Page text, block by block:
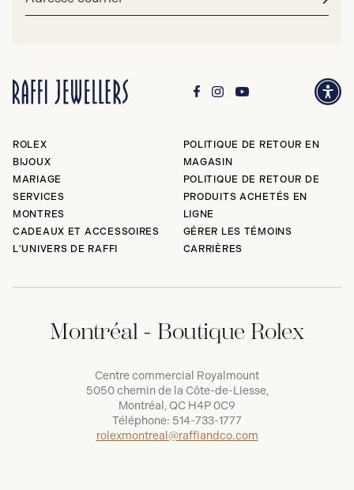
courriel*
ROLEX
BIJOUX
MARIAGE
SERVICES
MONTRES
CADEAUX ET ACCESSOIRES
L'UNIVERS DE RAFFI
POLITIQUE DE RETOUR EN
MAGASIN
POLITIQUE DE RETOUR DE
PRODUITS ACHETÉS EN
LIGNE
GÉRER LES TÉMOINS
CARRIÈRES
Montréal - Boutique Rolex
Centre commercial Royalmount
5050 chemin de la Côte-de-Liesse,
Montréal, QC H4P 0C9
Téléphone: 514-733-1777
rolexmontreal@raffiandco.com